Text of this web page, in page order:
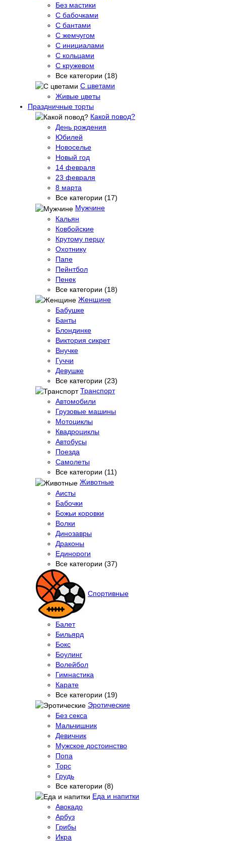
Без мастики
С бабочками
С бантами
С жемчугом
С инициалами
С кольцами
С кружевом
Все категории (18)
С цветами
Живые цветы
Праздничные торты
Какой повод?
День рождения
Юбилей
Новоселье
Новый год
14 февраля
23 февраля
8 марта
Все категории (17)
Мужчине
Кальян
Ковбойские
Крутому перцу
Охотнику
Папе
Пейнтбол
Пенек
Все категории (18)
Женщине
Бабушке
Банты
Блондинке
Виктория сикрет
Внучке
Гуччи
Девушке
Все категории (23)
Транспорт
Автомобили
Грузовые машины
Мотоциклы
Квадроциклы
Автобусы
Поезда
Самолеты
Все категории (11)
Животные
Аисты
Бабочки
Божьи коровки
Волки
Динозавры
Драконы
Единороги
Все категории (37)
Спортивные
Балет
Бильярд
Бокс
Боулинг
Волейбол
Гимнастика
Карате
Все категории (19)
Эротические
Без секса
Мальчишник
Девичник
Мужское достоинство
Попа
Торс
Грудь
Все категории (8)
Еда и напитки
Авокадо
Арбуз
Грибы
Икра